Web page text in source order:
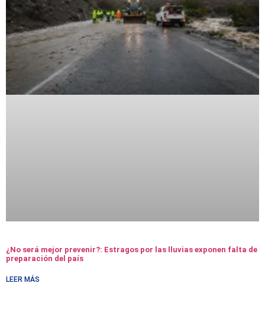
¿No será mejor prevenir?: Estragos por las lluvias exponen falta de
preparación del país
LEER MÁS